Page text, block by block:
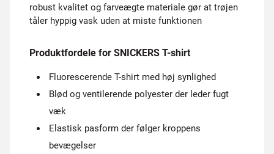
robust kvalitet og farveægte materiale gør at trøjen
tåler hyppig vask uden at miste funktionen
Produktfordele for SNICKERS T-shirt
Fluorescerende T-shirt med høj synlighed
Blød og ventilerende polyester der leder fugt
væk
Elastisk pasform der følger kroppens
bevægelser